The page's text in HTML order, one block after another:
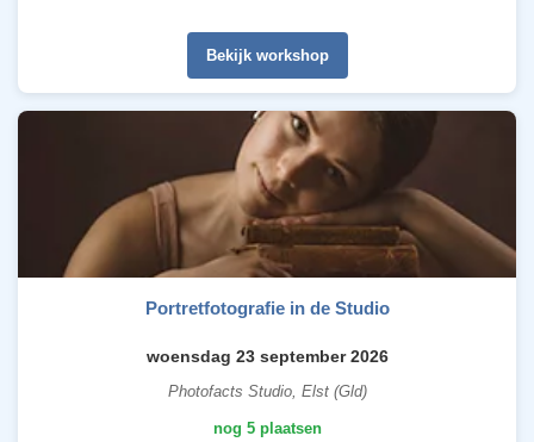
Bekijk workshop
Portretfotografie in de Studio
woensdag 23 september 2026
Photofacts Studio, Elst (Gld)
nog 5 plaatsen